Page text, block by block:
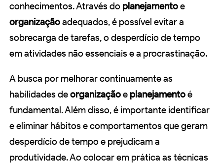
conhecimentos. Através do planejamentoe
organizaçãoadequados, é possível evitar a
sobrecarga de tarefas, o desperdício de tempo
em atividades não essenciais e a procrastinação.
A busca por melhorar continuamente as
habilidades deorganizaçãoe planejamentoé
fundamental. Além disso, é importante identificar
e eliminar hábitos e comportamentos que geram
desperdício de tempo e prejudicam a
produtividade. Ao colocar em prática as técnicas